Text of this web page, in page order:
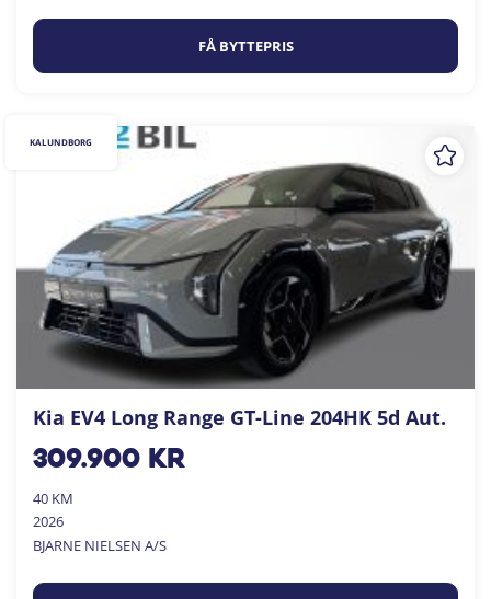
FÅ BYTTEPRIS
Kia EV4 Long Range GT-Line 204HK 5d Aut.
309.900kr
40 KM
2026
BJARNE NIELSEN A/S
KALUNDBORG